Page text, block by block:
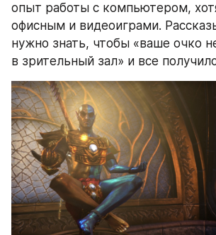
опыт работы с компьютером,
офисным и видеоиграми.
нужно знать, чтобы «ваше очко
в зрительный зал» и все